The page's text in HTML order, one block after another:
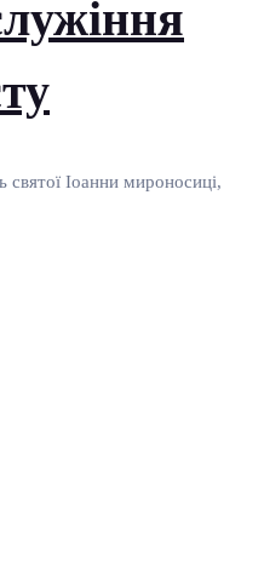
святої Іоанни мироносиці,